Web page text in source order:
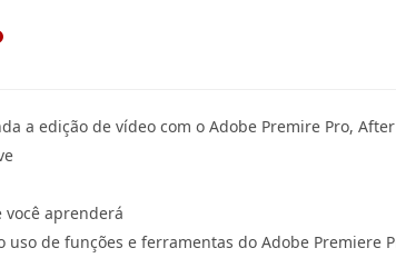
a edição de vídeo com o Adobe Premire Pro,
você aprenderá
uso de funções e ferramentas do Adobe Premiere